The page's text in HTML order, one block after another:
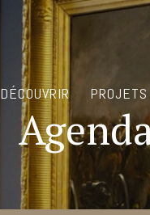
DÉCOUVRIR PROJETS